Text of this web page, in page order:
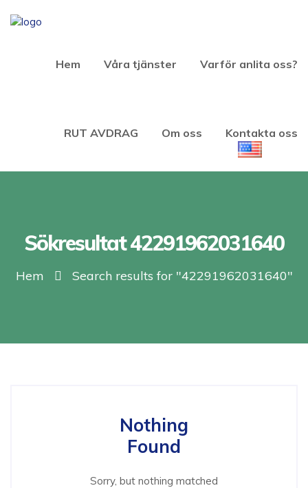
Hem Våra tjänster Varför anlita oss?
RUT AVDRAG Om oss Kontakta oss
Sökresultat 42291962031640
Hem Search results for "42291962031640"
Nothing
Found
Sorry, but nothing matched